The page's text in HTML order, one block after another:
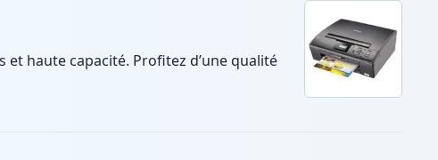
haute capacité. Profitez d’une qualité